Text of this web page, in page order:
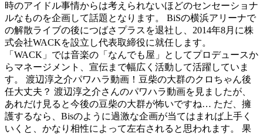
時のアイドル事情からは考えられないほどのセンセーショナ
ルなものを企画して話題となります。 BiSの横浜アリーナで
の解散ライブの後につばさプラスを退社し、2014年8月に株
式会社WACKを設立し代表取締役に就任します。
「WACK」では音楽の「なんでも屋」としてプロデュースか
らマネージメント、宣伝まで幅広く活動して活躍していま
す。 渡辺淳之介パワハラ動画！豆柴の大群のクロちゃん後
任大丈夫？ 渡辺淳之介さんのパワハラ動画を見ましたが、
あれだけ見ると今後の豆柴の大群が怖いですね… ただ、擁
護するなら、Bisのように過激な企画が当てはまれば上手く
いくと、かなり相性によって左右されると思われます。 果